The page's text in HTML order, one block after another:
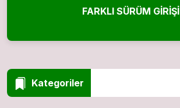
FARKLI SÜRÜM GIRIŞI
Kategoriler